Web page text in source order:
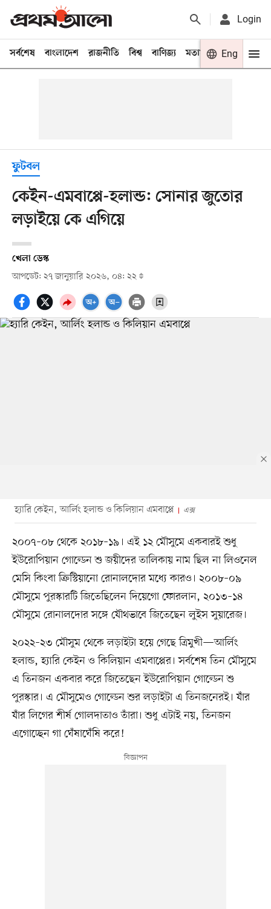
Login
সর্বশেষ বাংলাদেশ রাজনীতি বিশ্ব বাণিজ্য মতামত খেলা
Eng
ফুটবল
কেইন-এমবাপ্পে-হলান্ড: সোনার জুতোর
লড়াইয়ে কে এগিয়ে
খেলা ডেস্ক
আপডেট: ২৭ জানুয়ারি ২০২৬, ০৪: ২২
হ্যারি কেইন, আর্লিং হলান্ড ও কিলিয়ান এমবাপ্পে এক্স
২০০৭–০৮ থেকে ২০১৮–১৯। এই ১২ মৌসুমে একবারই শুধু
ইউরোপিয়ান গোল্ডেন শু জয়ীদের তালিকায় নাম ছিল না লিওনেল
মেসি কিংবা ক্রিস্টিয়ানো রোনালদোর মধ্যে কারও। ২০০৮–০৯
মৌসুমে পুরস্কারটি জিতেছিলেন দিয়েগো ফোরলান, ২০১৩–১৪
মৌসুমে রোনালদোর সঙ্গে যৌথভাবে জিতেছেন লুইস সুয়ারেজ।
২০২২–২৩ মৌসুম থেকে লড়াইটা হয়ে গেছে ত্রিমুখী—আর্লিং
হলান্ড, হ্যারি কেইন ও কিলিয়ান এমবাপ্পের। সর্বশেষ তিন মৌসুমে
এ তিনজন একবার করে জিতেছেন ইউরোপিয়ান গোল্ডেন শু
পুরস্কার। এ মৌসুমেও গোল্ডেন শুর লড়াইটা এ তিনজনেরই। যাঁর
যাঁর লিগের শীর্ষ গোলদাতাও তাঁরা। শুধু এটাই নয়, তিনজন
এগোচ্ছেন গা ঘেঁষাঘেঁষি করে!